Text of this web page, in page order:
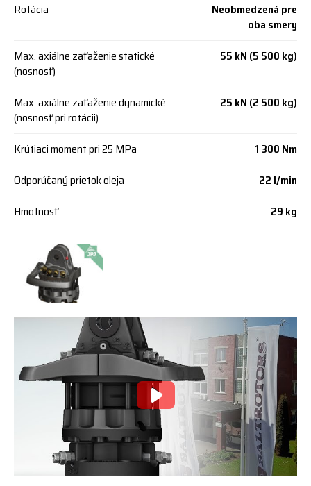
Rotácia
Neobmedzená pre
oba smery
Max. axiálne zaťaženie statické
(nosnosť)
55 kN (5 500 kg)
Max. axiálne zaťaženie dynamické
(nosnosť pri rotácii)
25 kN (2 500 kg)
Krútiaci moment pri 25 MPa
1 300 Nm
Odporúčaný prietok oleja
22 l/min
Hmotnosť
29 kg